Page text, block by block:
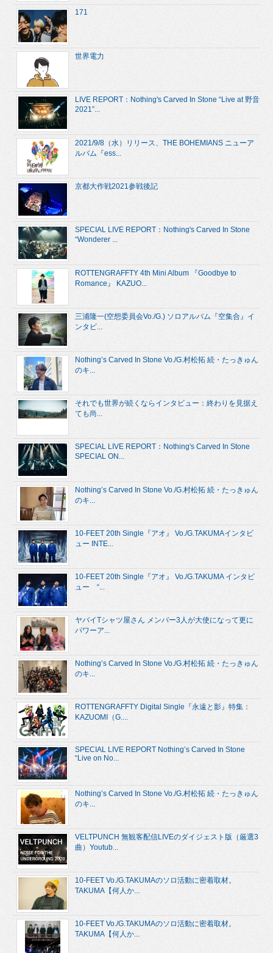
171
世界電力
LIVE REPORT：Nothing's Carved In Stone “Live at 野音
2021”...
2021/9/8（水）リリース、THE BOHEMIANS ニューア
ルバム『ess...
京都大作戦2021参戦後記
SPECIAL LIVE REPORT：Nothing's Carved In Stone
“Wonderer ...
ROTTENGRAFFTY 4th Mini Album 『Goodbye to
Romance』 KAZUO...
三浦隆一(空想委員会Vo./G.) ソロアルバム『空集合』イ
ンタビ...
Nothing’s Carved In Stone Vo./G.村松拓 続・たっきゅん
のキ...
それでも世界が続くならインタビュー：終わりを見据え
ても尚...
SPECIAL LIVE REPORT：Nothing's Carved In Stone
SPECIAL ON...
Nothing’s Carved In Stone Vo./G.村松拓 続・たっきゅん
のキ...
10-FEET 20th Single『アオ』 Vo./G.TAKUMAインタビ
ュー INTE...
10-FEET 20th Single『アオ』 Vo./G.TAKUMA インタビ
ュー “...
ヤバイTシャツ屋さん メンバー3人が大使になって更に
パワーア...
Nothing’s Carved In Stone Vo./G.村松拓 続・たっきゅん
のキ...
ROTTENGRAFFTY Digital Single『永遠と影』特集：
KAZUOMI（G....
SPECIAL LIVE REPORT Nothing’s Carved In Stone
“Live on No...
Nothing’s Carved In Stone Vo./G.村松拓 続・たっきゅん
のキ...
VELTPUNCH 無観客配信LIVEのダイジェスト版（厳選3
曲）Youtub...
10-FEET Vo./G.TAKUMAのソロ活動に密着取材。
TAKUMA【何人か...
10-FEET Vo./G.TAKUMAのソロ活動に密着取材。
TAKUMA【何人か...